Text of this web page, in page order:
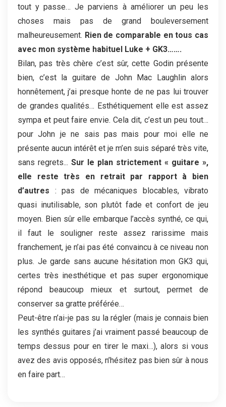
tout y passe… Je parviens à améliorer un peu les
choses mais pas de grand bouleversement
malheureusement. Rien de comparable en tous cas
avec mon système habituel Luke + GK3…….
Bilan, pas très chère c’est sûr, cette Godin présente
bien, c’est la guitare de John Mac Laughlin alors
honnêtement, j’ai presque honte de ne pas lui trouver
de grandes qualités… Esthétiquement elle est assez
sympa et peut faire envie. Cela dit, c’est un peu tout…
pour John je ne sais pas mais pour moi elle ne
présente aucun intérêt et je m’en suis séparé très vite,
sans regrets... Sur le plan strictement « guitare »,
elle reste très en retrait par rapport à bien
d’autres : pas de mécaniques blocables, vibrato
quasi inutilisable, son plutôt fade et confort de jeu
moyen. Bien sûr elle embarque l’accès synthé, ce qui,
il faut le souligner reste assez rarissime mais
franchement, je n’ai pas été convaincu à ce niveau non
plus. Je garde sans aucune hésitation mon GK3 qui,
certes très inesthétique et pas super ergonomique
répond beaucoup mieux et surtout, permet de
conserver sa gratte préférée…
Peut-être n’ai-je pas su la régler (mais je connais bien
les synthés guitares j’ai vraiment passé beaucoup de
temps dessus pour en tirer le maxi…), alors si vous
avez des avis opposés, n’hésitez pas bien sûr à nous
en faire part…